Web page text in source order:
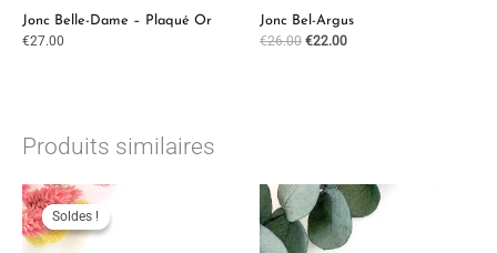
Jonc Belle-Dame – Plaqué Or
€27.00
Jonc Bel-Argus
€26.00 €22.00
Produits similaires
Soldes !
Soldes !
Le
prix
initial
était :
€42.00.
Le
est :